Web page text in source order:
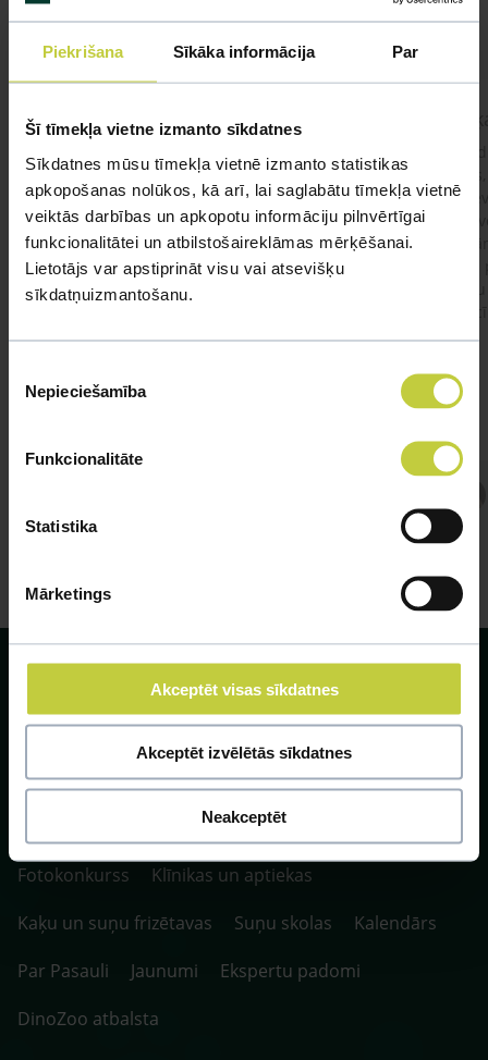
Piekrišana Sīkāka informācija Par
Šī tīmekļa vietne izmanto sīkdatnes
Sīkdatnes mūsu tīmekļa vietnē izmanto statistikas
apkopošanas nolūkos, kā arī, lai saglabātu tīmekļa vietnē
veiktās darbības un apkopotu informāciju pilnvērtīgai
funkcionalitātei un atbilstošaireklāmas mērķēšanai.
Lietotājs var apstiprināt visu vai atsevišķu
sīkdatņuizmantošanu.
izvēle
Nepieciešamība
Funkcionalitāte
Statistika
Mārketings
Akceptēt visas sīkdatnes
Akceptēt izvēlētās sīkdatnes
Neakceptēt
kaķis apēdis plēvi
garnelēm kārbiņās apakšā.Kādas sekas varētu
būt?Kā kaķis varētu reağēt...Ko darīt?
#kakis #apedis #plevi
SIA ZOO Centrs, LV40003622166,
Vienības gatve 109, Rīga, Latvija, LV-1058.
P. 10:00-20:00 / S.SV. 10:00-16:00
Fotokonkurss
Klīnikas un aptiekas
Kaķu un suņu frizētavas
Suņu skolas
Kalendārs
Par Pasauli
Jaunumi
Ekspertu padomi
DinoZoo atbalsta